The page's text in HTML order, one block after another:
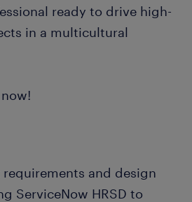
ready to drive high-
in a multicultural
requirements and design
ServiceNow HRSD to